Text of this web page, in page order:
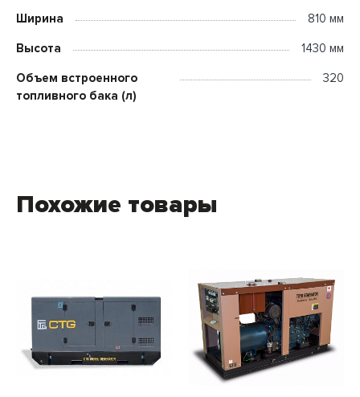
Ширина 810 мм
Высота 1430 мм
Объем встроенного
топливного бака (л)
320
Похожие товары